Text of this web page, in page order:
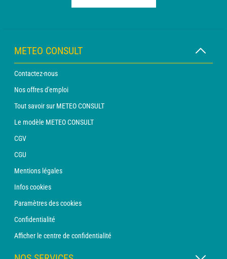
METEO CONSULT
Contactez-nous
Nos offres d'emploi
Tout savoir sur METEO CONSULT
Le modèle METEO CONSULT
CGV
CGU
Mentions légales
Infos cookies
Paramètres des cookies
Confidentialité
Afficher le centre de confidentialité